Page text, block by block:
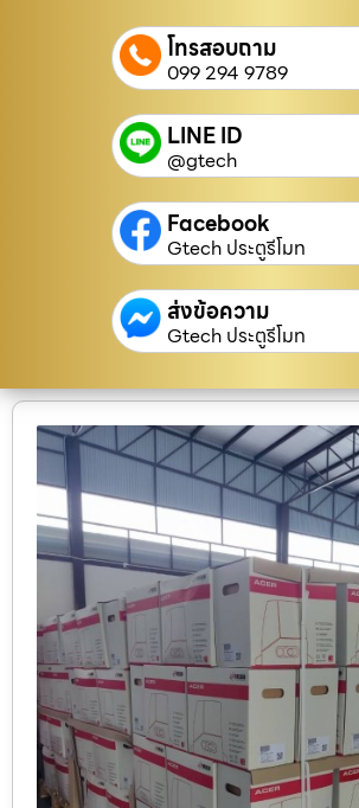
โทรสอบถาม
099 294 9789
LINE ID
@gtech
Facebook
Gtech ประตูรีโมท
ส่งข้อความ
Gtech ประตูรีโมท